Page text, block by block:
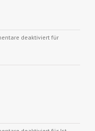
deaktiviert für